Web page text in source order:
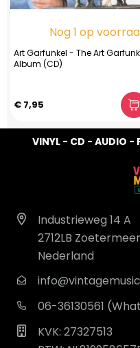
Nog 1 op
Art Garfunkel - The Art
Album (CD)
€ 7,95
VINYL - CD - AUDIO -
Industrieweg 14 A
2712LB Zoetermeer
Nederland
06-36130561
KVK: 27327513